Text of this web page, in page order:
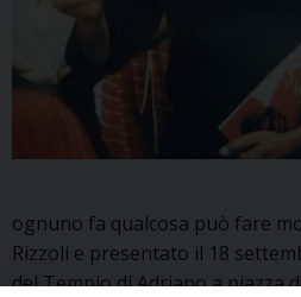
ognuno fa qualcosa può fare
Rizzoli e presentato il 18
del Tempio di Adriano a piazza